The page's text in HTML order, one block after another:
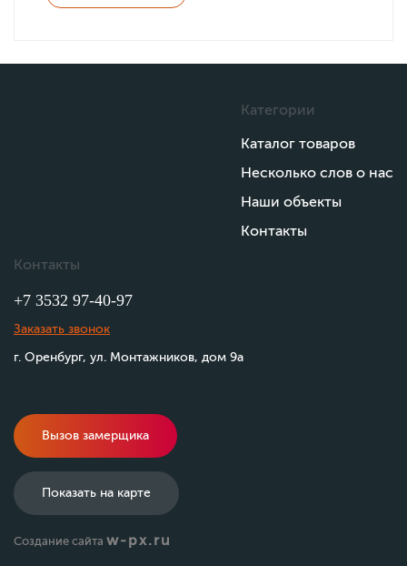
Категории
Каталог товаров
Несколько слов о нас
Наши объекты
Контакты
Контакты
+7 3532 97-40-97
Заказать звонок
г. Оренбург, ул. Монтажников, дом 9а
Вызов замерщика
Показать на карте
Создание сайта w-px.ru